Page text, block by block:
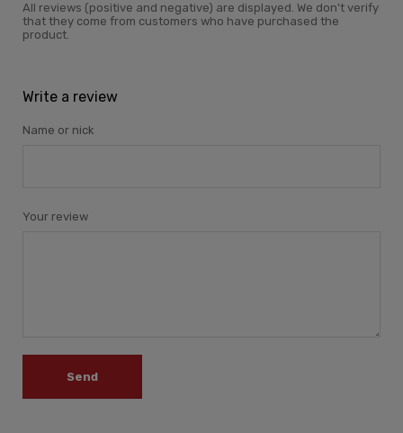
All reviews (positive and negative) are displayed. We don't verify
that they come from customers who have purchased the
product.
Write a review
Name or nick
Your review
Send